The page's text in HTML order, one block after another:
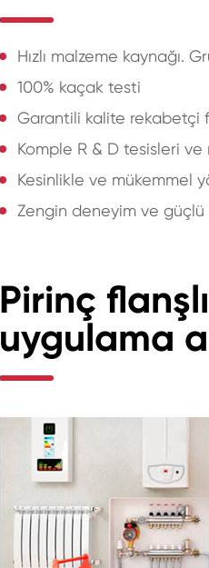
Hızlı malzeme kaynağı.
100% kaçak testi
Garantili kalite rekabetçi
Komple R & D tesisleri ve
Kesinlikle ve mükemmel
Zengin deneyim ve
Pirinç
uygulama